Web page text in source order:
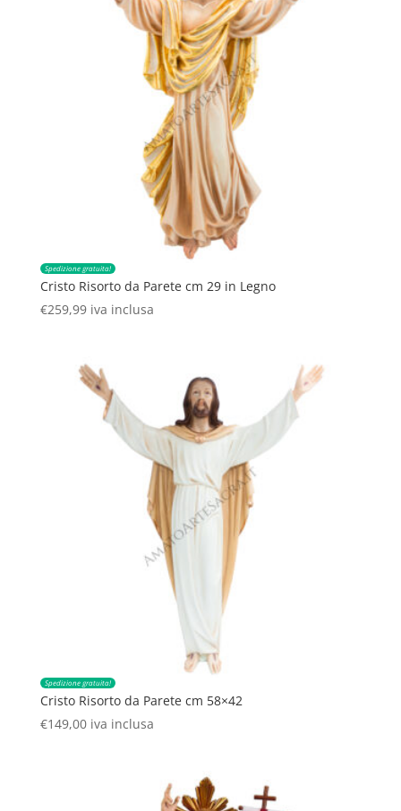
Spedizione gratuita!
Cristo Risorto da Parete cm 29 in Legno
€259,99 iva inclusa
Spedizione gratuita!
Cristo Risorto da Parete cm 58×42
€149,00 iva inclusa